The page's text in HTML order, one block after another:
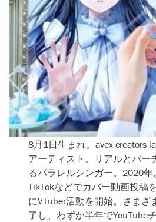
8月1日生まれ。avex creators
アーティスト。リアルとバー
るパラレルシンガー。2020年
TikTokなどでカバー動画投稿
にVTuber活動を開始。さまざ
了し、わずか半年でYouTube